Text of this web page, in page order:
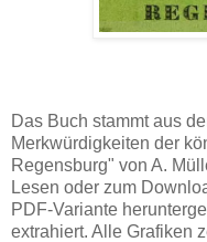
Das Buch stammt aus
Merkwürdigkeiten der
Regensburg" von A.
Lesen oder zum
PDF-Variante
extrahiert. Alle Grafiken